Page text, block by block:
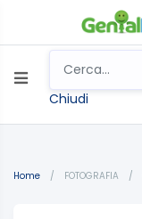
Chiudi
Home / FOTOGRAFIA /